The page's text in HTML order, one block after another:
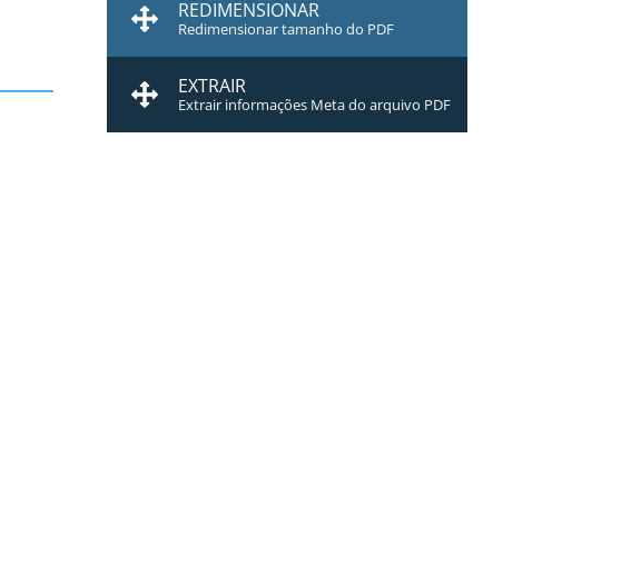
REDIMENSIONAR
Redimensionar tamanho do PDF
EXTRAIR
Extrair informações Meta do arquivo PDF